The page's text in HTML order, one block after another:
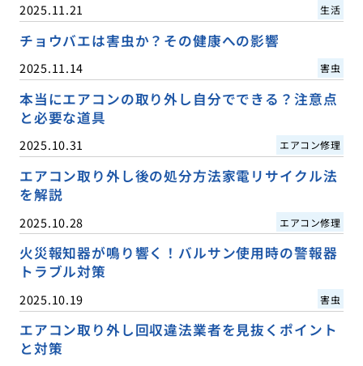
2025.11.21 生活
チョウバエは害虫か？その健康への影響
2025.11.14 害虫
本当にエアコンの取り外し自分でできる？注意点
と必要な道具
2025.10.31 エアコン修理
エアコン取り外し後の処分方法家電リサイクル法
を解説
2025.10.28 エアコン修理
火災報知器が鳴り響く！バルサン使用時の警報器
トラブル対策
2025.10.19 害虫
エアコン取り外し回収違法業者を見抜くポイント
と対策